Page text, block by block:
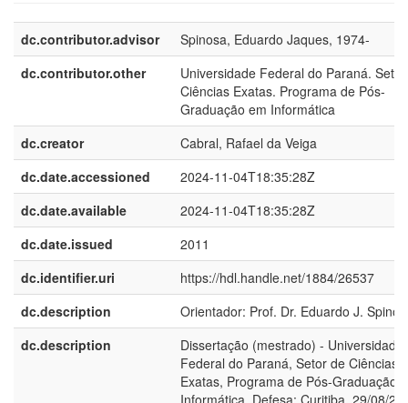
dc.contributor.advisor
Spinosa, Eduardo Jaques, 1974-
dc.contributor.other
Universidade Federal do Paraná.
Ciências Exatas. Programa de Pós-
Graduação em Informática
dc.creator
Cabral, Rafael da Veiga
dc.date.accessioned
2024-11-04T18:35:28Z
dc.date.available
2024-11-04T18:35:28Z
dc.date.issued
2011
dc.identifier.uri
https://hdl.handle.net/1884/26537
dc.description
Orientador: Prof. Dr. Eduardo J.
dc.description
Dissertação (mestrado) - Universidade
Federal do Paraná, Setor de Ciências
Exatas, Programa de Pós-Graduação
Informática. Defesa: Curitiba, 29/08/